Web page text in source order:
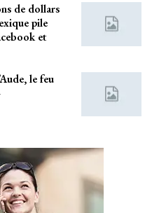
de dollars
pile
et
le feu